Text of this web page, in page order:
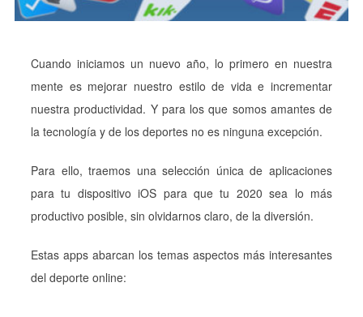
Cuando iniciamos un nuevo año, lo primero en nuestra
mente es mejorar nuestro estilo de vida e incrementar
nuestra productividad. Y para los que somos amantes de
la tecnología y de los deportes no es ninguna excepción.
Para ello, traemos una selección única de aplicaciones
para tu dispositivo iOS para que tu 2020 sea lo más
productivo posible, sin olvidarnos claro, de la diversión.
Estas apps abarcan los temas aspectos más interesantes
del deporte online: